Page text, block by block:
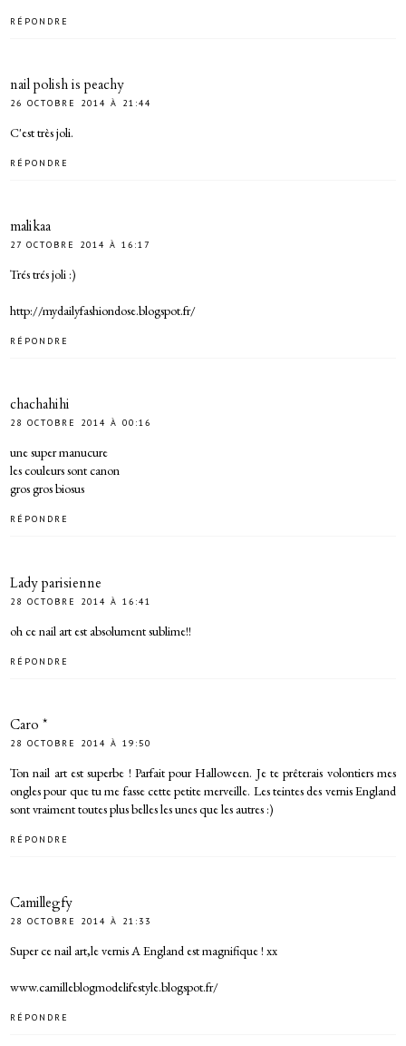
RÉPONDRE
nail polish is peachy
26 OCTOBRE 2014 À 21:44
C'est très joli.
RÉPONDRE
malikaa
27 OCTOBRE 2014 À 16:17
Trés trés joli :)
http://mydailyfashiondose.blogspot.fr/
RÉPONDRE
chachahihi
28 OCTOBRE 2014 À 00:16
une super manucure
les couleurs sont canon
gros gros biosus
RÉPONDRE
Lady parisienne
28 OCTOBRE 2014 À 16:41
oh ce nail art est absolument sublime!!
RÉPONDRE
Caro *
28 OCTOBRE 2014 À 19:50
Ton nail art est superbe ! Parfait pour Halloween. Je te prêterais volontiers mes
ongles pour que tu me fasse cette petite merveille. Les teintes des vernis England
sont vraiment toutes plus belles les unes que les autres :)
RÉPONDRE
Camillegfy
28 OCTOBRE 2014 À 21:33
Super ce nail art,le vernis A England est magnifique ! xx
www.camilleblogmodelifestyle.blogspot.fr/
RÉPONDRE